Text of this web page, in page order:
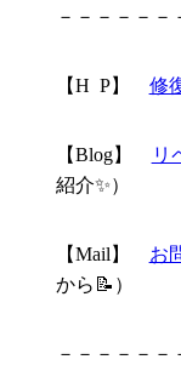
－－－－－－
【H P】 修
【Blog】 リ
紹介✨）
【Mail】 お
から📝）
－－－－－－